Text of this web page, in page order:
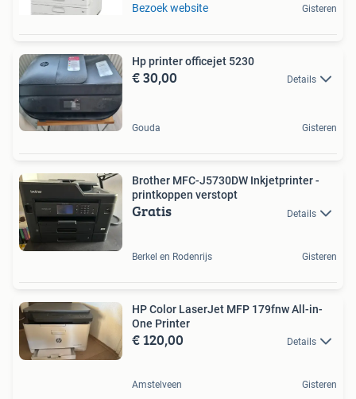
Bezoek website Gisteren
Hp printer officejet 5230
€ 30,00 Details
Gouda Gisteren
Brother MFC-J5730DW Inkjetprinter -
printkoppen verstopt
Gratis Details
Berkel en Rodenrijs Gisteren
HP Color LaserJet MFP 179fnw All-in-
One Printer
€ 120,00 Details
Amstelveen Gisteren